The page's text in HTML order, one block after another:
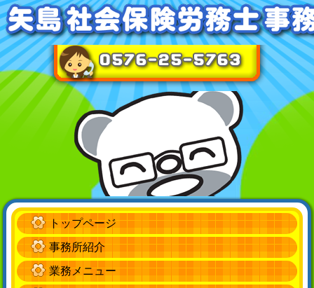
トップページ
事務所紹介
業務メニュー